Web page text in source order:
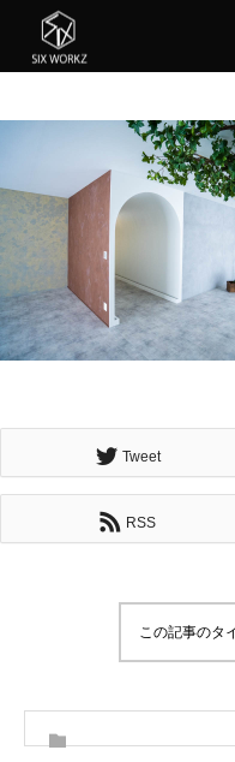
Tweet
RSS
この記事のタ